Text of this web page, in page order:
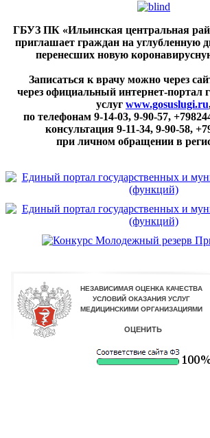
ГБУЗ ПК «Ильинская центральная
приглашает граждан на углубленную
перенесших новую
Записаться к врачу можно через
через официальный интернет-портал
услуг www.gosuslugi.ru
по телефонам 9-14-03, 9-90-57,
консультация 9-11-34, 9-90-58,
при личном обращении в